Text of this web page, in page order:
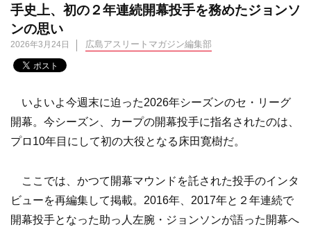
手史上、初の２年連続開幕投手を務めたジョンソ
ンの思い
2026年3月24日 広島アスリートマガジン編集部
いよいよ今週末に迫った2026年シーズンのセ・リーグ
開幕。今シーズン、カープの開幕投手に指名されたのは、
プロ10年目にして初の大役となる床田寛樹だ。
ここでは、かつて開幕マウンドを託された投手のインタ
ビューを再編集して掲載。2016年、2017年と２年連続で
開幕投手となった助っ人左腕・ジョンソンが語った開幕へ